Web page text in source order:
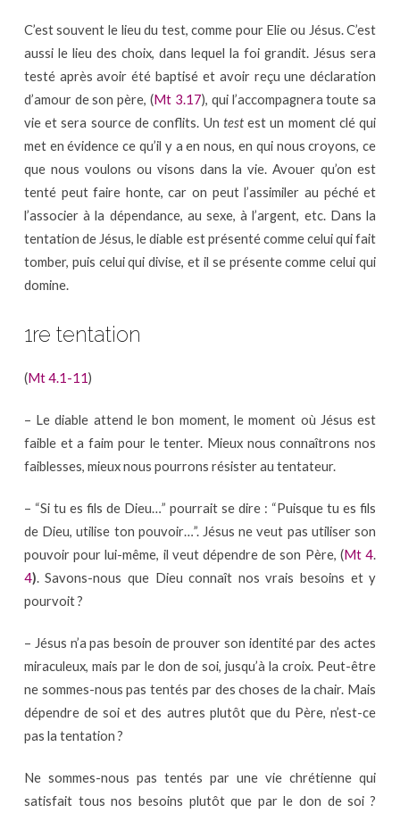
C’est souvent le lieu du test, comme pour Elie ou Jésus. C’est
aussi le lieu des choix, dans lequel la foi grandit. Jésus sera
testé après avoir été baptisé et avoir reçu une déclaration
d’amour de son père, (Mt 3.17), qui l’accompagnera toute sa
vie et sera source de conflits. Un testest un moment clé qui
met en évidence ce qu’il y a en nous, en qui nous croyons, ce
que nous voulons ou visons dans la vie. Avouer qu’on est
tenté peut faire honte, car on peut l’assimiler au péché et
l’associer à la dépendance, au sexe, à l’argent, etc. Dans la
tentation de Jésus, le diable est présenté comme celui qui fait
tomber, puis celui qui divise, et il se présente comme celui qui
domine.
1re tentation
(Mt 4.1-11)
– Le diable attend le bon moment, le moment où Jésus est
faible et a faim pour le tenter. Mieux nous connaîtrons nos
faiblesses, mieux nous pourrons résister au tentateur.
– “Si tu es fils de Dieu…” pourrait se dire : “Puisque tu es fils
de Dieu, utilise ton pouvoir…”. Jésus ne veut pas utiliser son
pouvoir pour lui-même, il veut dépendre de son Père, (Mt 4.
4). Savons-nous que Dieu connaît nos vrais besoins et y
pourvoit ?
– Jésus n’a pas besoin de prouver son identité par des actes
miraculeux, mais par le don de soi, jusqu’à la croix. Peut-être
ne sommes-nous pas tentés par des choses de la chair. Mais
dépendre de soi et des autres plutôt que du Père, n’est-ce
pas la tentation ?
Ne sommes-nous pas tentés par une vie chrétienne qui
satisfait tous nos besoins plutôt que par le don de soi ?